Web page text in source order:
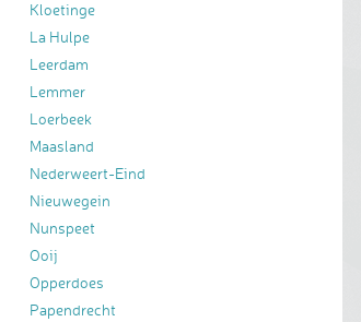
Kloetinge
La Hulpe
Leerdam
Lemmer
Loerbeek
Maasland
Nederweert-Eind
Nieuwegein
Nunspeet
Ooij
Opperdoes
Papendrecht